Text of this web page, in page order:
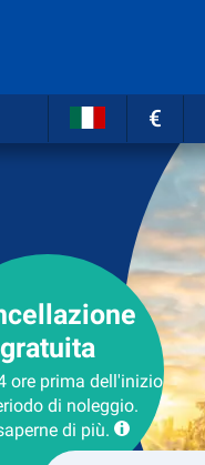
€
gratuita
ore prima dell'inizio
di noleggio.
di più.